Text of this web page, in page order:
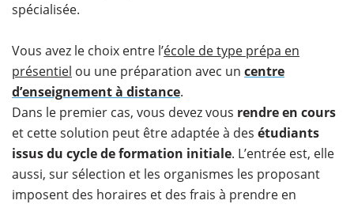
spécialisée.
Vous avez le choix entre l’école de type prépa en
présentiel ou une préparation avec un centre
d’enseignement à distance.
Dans le premier cas, vous devez vous rendre en cours
et cette solution peut être adaptée à des étudiants
issus du cycle de formation initiale. L’entrée est, elle
aussi, sur sélection et les organismes les proposant
imposent des horaires et des frais à prendre en